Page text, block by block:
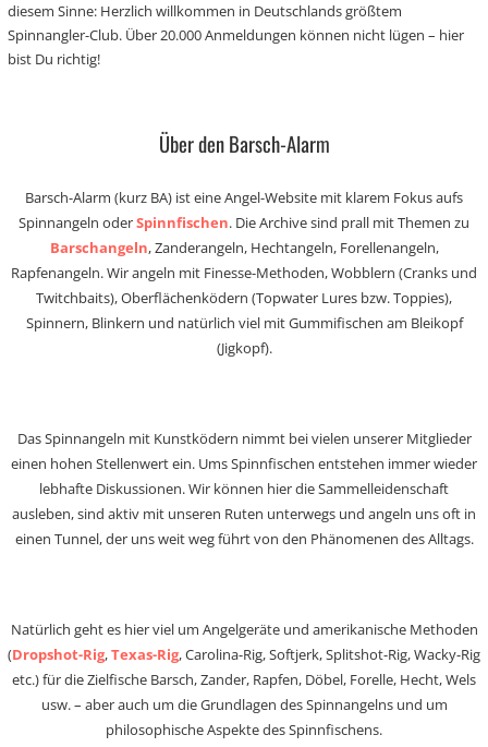
diesem Sinne: Herzlich willkommen in Deutschlands größtem
Spinnangler-Club. Über 20.000 Anmeldungen können nicht lügen – hier
bist Du richtig!
Über den Barsch-Alarm
Barsch-Alarm (kurz BA) ist eine Angel-Website mit klarem Fokus aufs
Spinnangeln oderSpinnfischen. Die Archive sind prall mit Themen zu
Barschangeln, Zanderangeln, Hechtangeln, Forellenangeln,
Rapfenangeln. Wir angeln mit Finesse-Methoden, Wobblern (Cranks und
Twitchbaits), Oberflächenködern (Topwater Lures bzw. Toppies),
Spinnern, Blinkern und natürlich viel mit Gummifischen am Bleikopf
(Jigkopf).
Das Spinnangeln mit Kunstködern nimmt bei vielen unserer Mitglieder
einen hohen Stellenwert ein. Ums Spinnfischen entstehen immer wieder
lebhafte Diskussionen. Wir können hier die Sammelleidenschaft
ausleben, sind aktiv mit unseren Ruten unterwegs und angeln uns oft in
einen Tunnel, der uns weit weg führt von den Phänomenen des Alltags.
Natürlich geht es hier viel um Angelgeräte und amerikanische Methoden
(Dropshot-Rig,Texas-Rig, Carolina-Rig, Softjerk, Splitshot-Rig, Wacky-Rig
etc.) für die Zielfische Barsch, Zander, Rapfen, Döbel, Forelle, Hecht, Wels
usw. – aber auch um die Grundlagen des Spinnangelns und um
philosophische Aspekte des Spinnfischens.